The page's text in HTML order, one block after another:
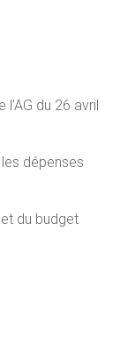
du 26 avril
dépenses
du budget